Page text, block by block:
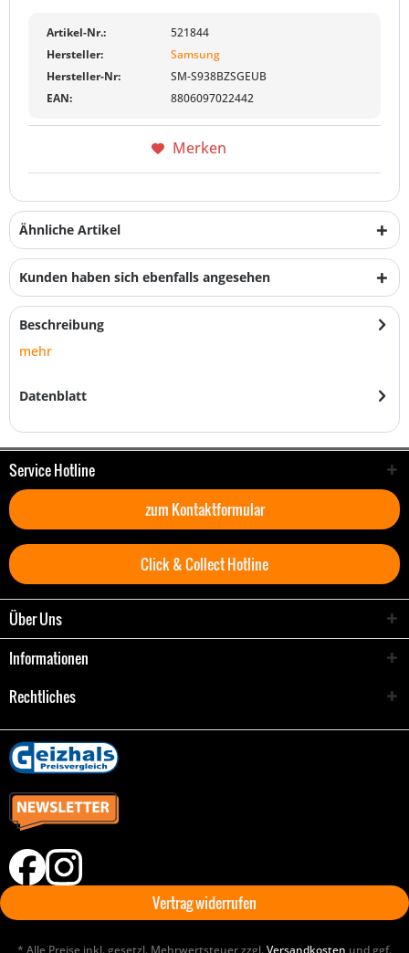
Artikel-Nr.:
521844
Hersteller:
Samsung
Hersteller-Nr:
SM-S938BZSGEUB
EAN:
8806097022442
Merken
Ähnliche Artikel
Kunden haben sich ebenfalls angesehen
Beschreibung
mehr
Datenblatt
Service Hotline
zum Kontaktformular
Click & Collect Hotline
Über Uns
Informationen
Rechtliches
Vertrag widerrufen